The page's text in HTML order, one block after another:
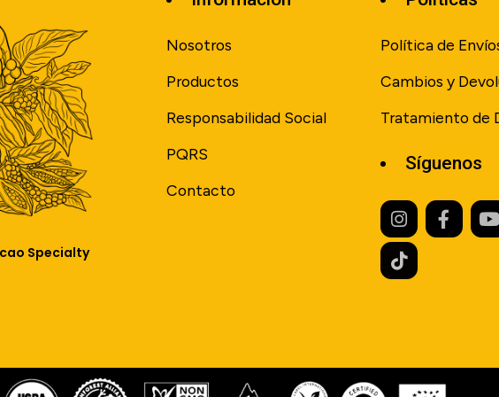
Specialty
Nosotros
Productos
Responsabilidad Social
PQRS
Contacto
Política de
Cambios y
Tratamiento de
Síguenos